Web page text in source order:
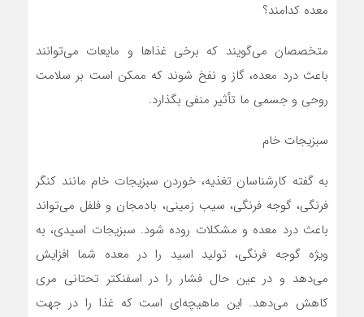
معده کدامند؟
متخصصان می‌گویند که برخی غذا‌ها و مایعات می‌توانند
باعث درد معده، گاز و نفخ شوند که ممکن است بر سلامت
روحی و جسمی ما تأثیر منفی بگذارد.
سبزیجات خام
به گفته کارشناسان تغذیه، خوردن سبزیجات خام مانند کنگر
فرنگی، گوجه فرنگی، سیب زمینی، بادمجان و فلفل می‌تواند
باعث درد معده و مشکلات روده شود. سبزیجات اسیدی، به
ویژه گوجه فرنگی، تولید اسید را در معده شما افزایش
می‌دهد و در عین حال فشار را در اسفنکتر تحتانی مری
کاهش می‌دهد. این ماهیچه‌ای است که غذا را در جهت